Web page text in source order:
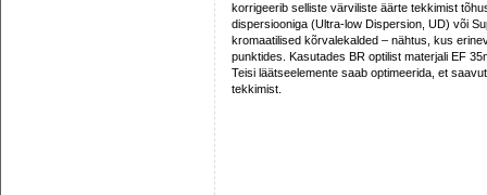
korrigeerib selliste värviliste äärte tekkimist
dispersiooniga (Ultra-low Dispersion, UD) või
kromaatilised kõrvalekalded – nähtus, kus
punktides. Kasutades BR optilist materjali EF
Teisi läätseelemente saab optimeerida, et
tekkimist.